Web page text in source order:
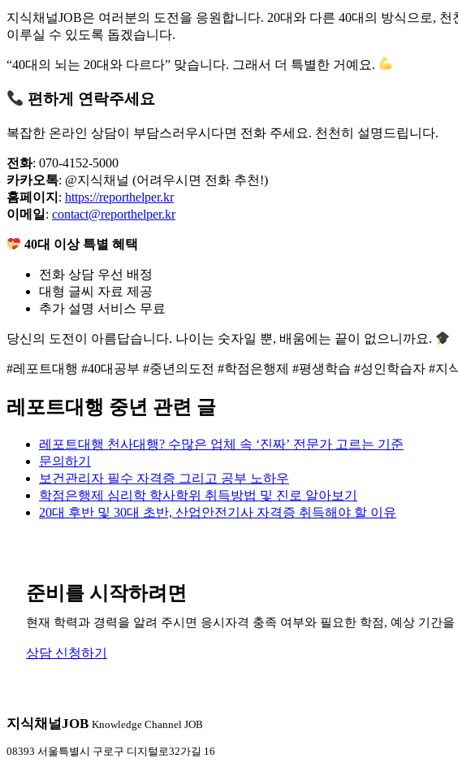
지식채널JOB은 여러분의 도전을 응원합니다. 20대와 다른 40대의 방식으로,
이루실 수 있도록 돕겠습니다.
“40대의 뇌는 20대와 다르다” 맞습니다. 그래서 더 특별한 거예요.
편하게 연락주세요
복잡한 온라인 상담이 부담스러우시다면 전화 주세요. 천천히 설명드립니다.
전화: 070-4152-5000
카카오톡: @지식채널 (어려우시면 전화 추천!)
홈페이지 : https://reporthelper.kr
이메일 : contact@reporthelper.kr
40대 이상 특별 혜택
전화 상담 우선 배정
대형 글씨 자료 제공
추가 설명 서비스 무료
당신의 도전이 아름답습니다. 나이는 숫자일 뿐, 배움에는 끝이 없으니까요.
#레포트대행 #40대공부 #중년의도전 #학점은행제 #평생학습 #성인학습자 #지
레포트대행 중년 관련 글
레포트대행 천사대행? 수많은 업체 속 ‘진짜’ 전문가 고르는 기준
문의하기
보건관리자 필수 자격증 그리고 공부 노하우
학점은행제 심리학 학사학위 취득방법 및 진로 알아보기
20대 후반 및 30대 초반, 산업안전기사 자격증 취득해야 할 이유
준비를 시작하려면
현재 학력과 경력을 알려 주시면 응시자격 충족 여부와 필요한 학점, 예상 기간
상담 신청하기
지식채널JOB Knowledge Channel JOB
08393 서울특별시 구로구 디지털로32가길 16